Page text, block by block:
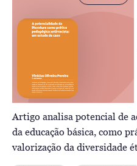
Artigo analisa potencial de
da educação básica, como
valorização da diversidade